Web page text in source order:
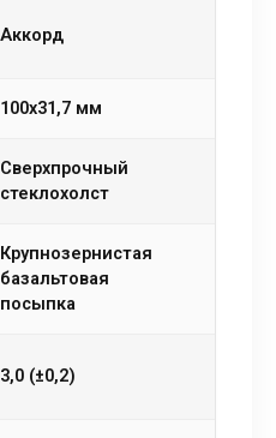
аккорд
100х31,7 мм
сверхпрочный
стеклохолст
крупнозернистая
базальтовая
посыпка
3,0 (±0,2)